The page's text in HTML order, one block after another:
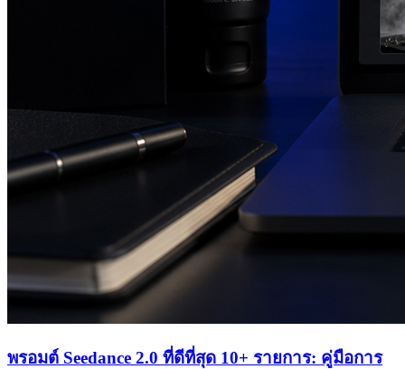
พรอมต์ Seedance 2.0 ที่ดีที่สุด 10+ รายการ: คู่มือการ